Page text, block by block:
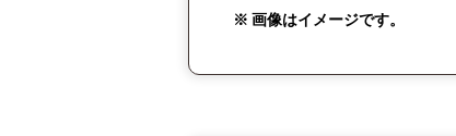
※ 画像はイメージです。